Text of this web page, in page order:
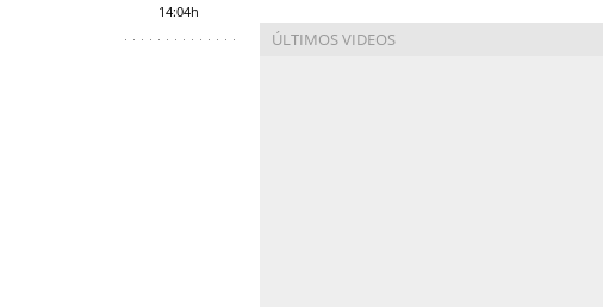
14:04h